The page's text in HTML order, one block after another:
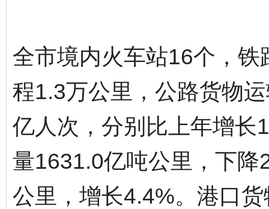
全市境内火车站16个，
程1.3万公里，公路货物
亿人次，分别比上年增长
量1631.0亿吨公里，下
公里，增长4.4%。港口